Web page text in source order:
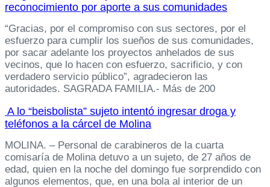
reconocimiento por aporte a sus comunidades
“Gracias, por el compromiso con sus sectores, por el
esfuerzo para cumplir los sueños de sus comunidades,
por sacar adelante los proyectos anhelados de sus
vecinos, que lo hacen con esfuerzo, sacrificio, y con
verdadero servicio público”, agradecieron las
autoridades. SAGRADA FAMILIA.- Más de 200
A lo “beisbolista” sujeto intentó ingresar droga y
teléfonos a la cárcel de Molina
MOLINA. – Personal de carabineros de la cuarta
comisaría de Molina detuvo a un sujeto, de 27 años de
edad, quien en la noche del domingo fue sorprendido con
algunos elementos, que, en una bola al interior de un